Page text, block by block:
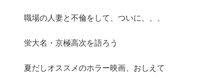
職場の人妻と不倫をして、ついに、、、
蛍大名・京極高次を語ろう
夏だしオススメのホラー映画、おしえて